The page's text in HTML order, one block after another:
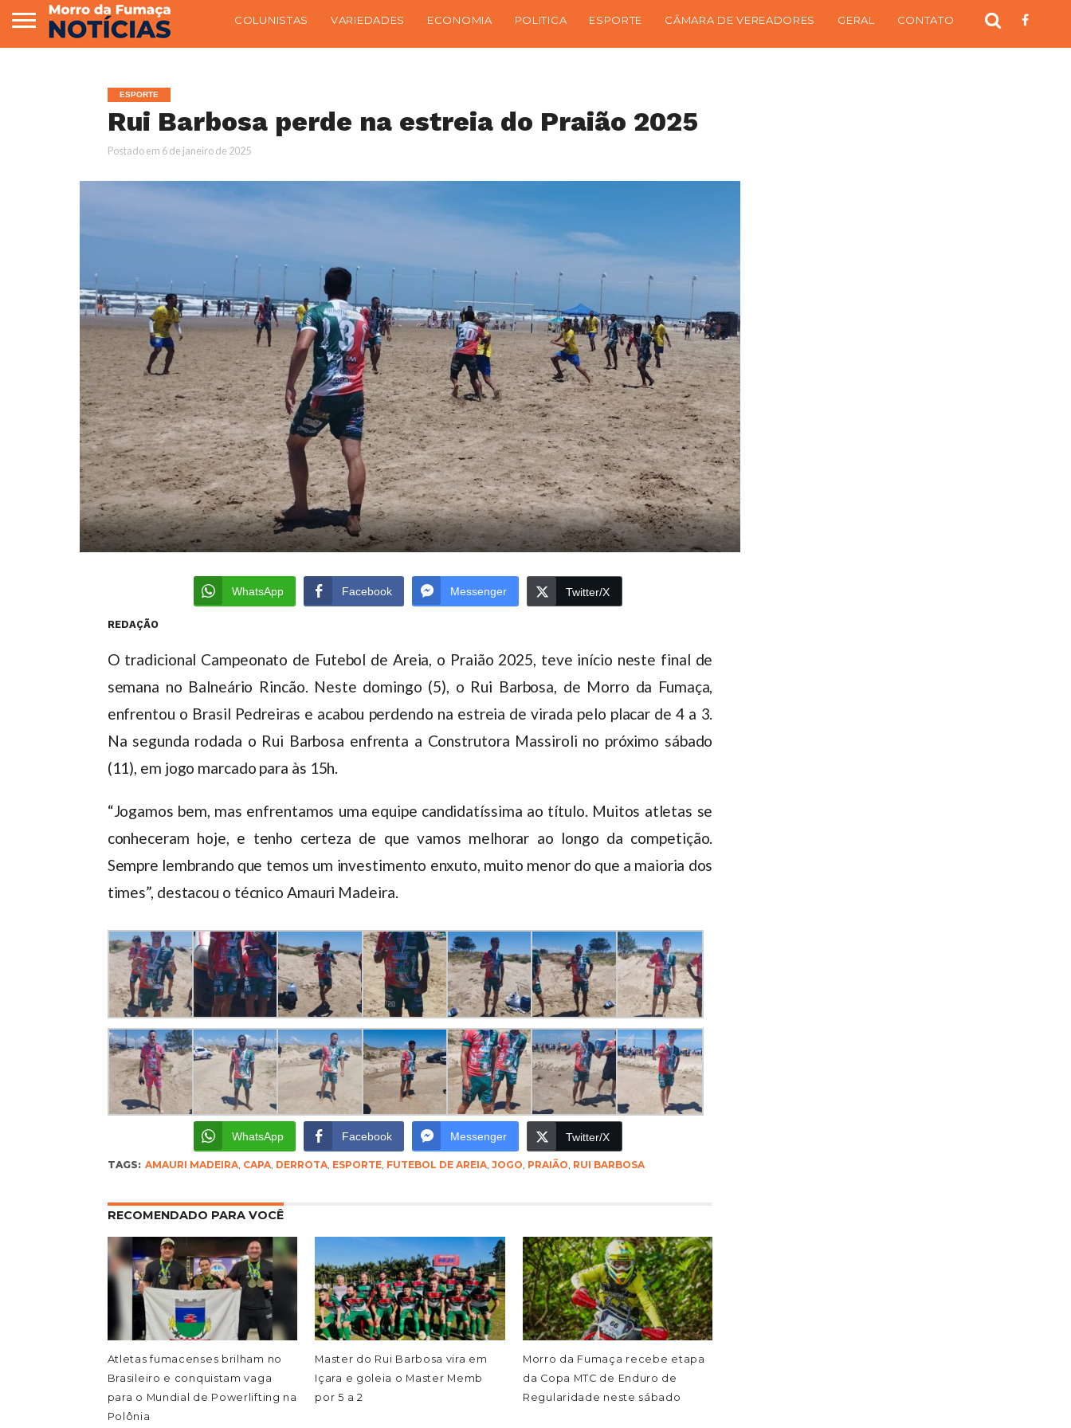
COLUNISTAS VARIEDADES ECONOMIA POLITICA ESPORTE CÂMARA DE VEREADORES GERAL CONTATO
ESPORTE
Rui Barbosa perde na estreia do Praião 2025
Postado em 6 de janeiro de 2025
WhatsApp Facebook Messenger Twitter/X
REDAÇÃO
O tradicional Campeonato de Futebol de Areia, o Praião 2025, teve início neste final de
semana no Balneário Rincão. Neste domingo (5), o Rui Barbosa, de Morro da Fumaça,
enfrentou o Brasil Pedreiras e acabou perdendo na estreia de virada pelo placar de 4 a 3.
Na segunda rodada o Rui Barbosa enfrenta a Construtora Massiroli no próximo sábado
(11), em jogo marcado para às 15h.
“Jogamos bem, mas enfrentamos uma equipe candidatíssima ao título. Muitos atletas se
conheceram hoje, e tenho certeza de que vamos melhorar ao longo da competição.
Sempre lembrando que temos um investimento enxuto, muito menor do que a maioria dos
times”, destacou o técnico Amauri Madeira.
WhatsApp Facebook Messenger Twitter/X
TAGS: AMAURI MADEIRA, CAPA, DERROTA, ESPORTE, FUTEBOL DE AREIA, JOGO, PRAIÃO, RUI BARBOSA
RECOMENDADO PARA VOCÊ
Atletas fumacenses brilham no
Brasileiro e conquistam vaga
para o Mundial de Powerlifting na
Polônia
Master do Rui Barbosa vira em
Içara e goleia o Master Memb
por 5 a 2
Morro da Fumaça recebe etapa
da Copa MTC de Enduro de
Regularidade neste sábado